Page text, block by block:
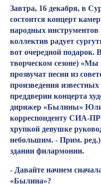
Завтра, 16 декабря, в
состоится концерт
народных
коллектив радует
вот очередной подарок.
творческом сезоне) «Мы
прозвучат песни из
произведения
преддверии концерта
дирижер «Былины»
корреспонденту СИА-
хрупкой девушке
небольшим. - Прим.
здании филармонии.
- Давайте начнем
«Былина»?